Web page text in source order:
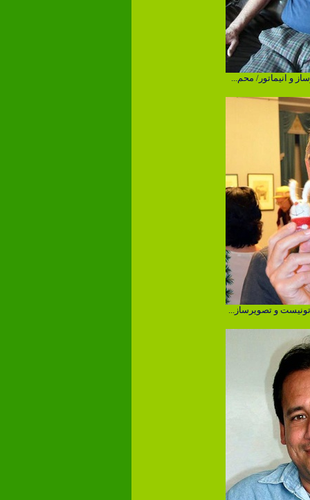
و انیماتور/ محم...
و تصویرساز...